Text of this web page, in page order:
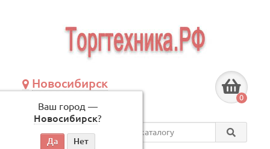
Новосибирск
Ваш город —
Новосибирск?
по будням, с 09:00 до 18:00
0
Везде